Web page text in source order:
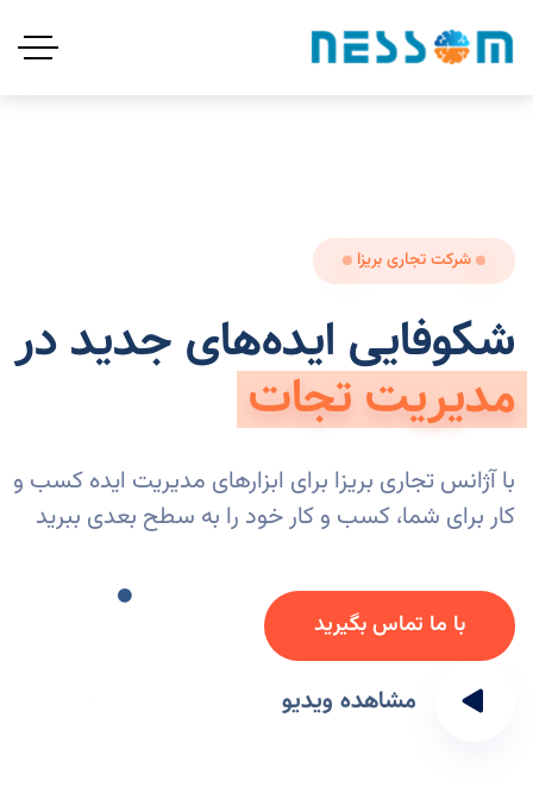
شرکت تجاری بریزا
شکوفایی ایده‌های جدید در
مدیریت تجات
با آژانس تجاری بریزا برای ابزارهای مدیریت ایده کسب و
کار برای شما، کسب و کار خود را به سطح بعدی ببرید
ﺑﺎ ﻣﺎ ﺗﻤﺎﺱﺑﮕﯿﺮﯾﺪ
مشاهده ویدیو